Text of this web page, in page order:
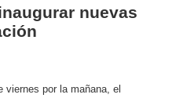
nuevas
viernes por la mañana, el